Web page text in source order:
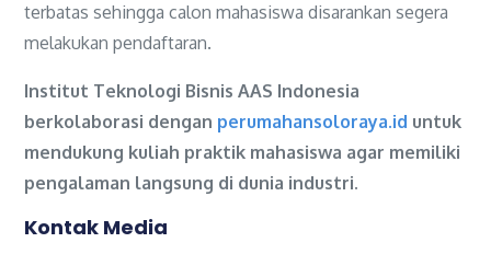
terbatas sehingga calon mahasiswa disarankan segera
melakukan pendaftaran.
Institut Teknologi Bisnis AAS Indonesia
berkolaborasi dengan perumahansoloraya.id untuk
mendukung kuliah praktik mahasiswa agar memiliki
pengalaman langsung di dunia industri.
Kontak Media